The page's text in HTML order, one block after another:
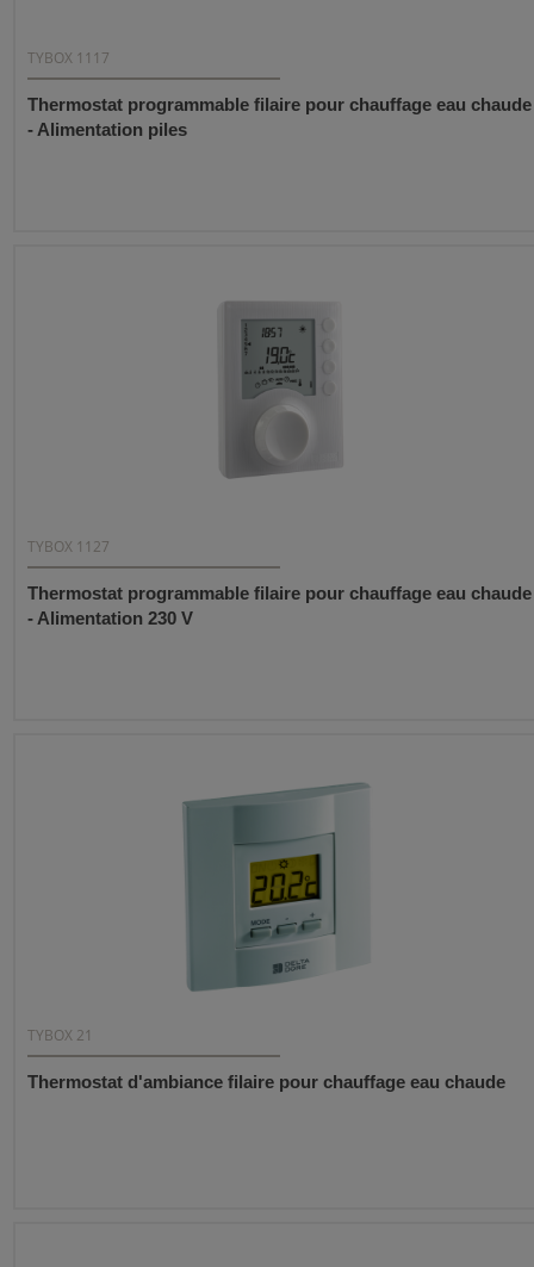
TYBOX 1117
Thermostat programmable filaire pour chauffage eau chaude
- Alimentation piles
TYBOX 1127
Thermostat programmable filaire pour chauffage eau chaude
- Alimentation 230 V
TYBOX 21
Thermostat d'ambiance filaire pour chauffage eau chaude